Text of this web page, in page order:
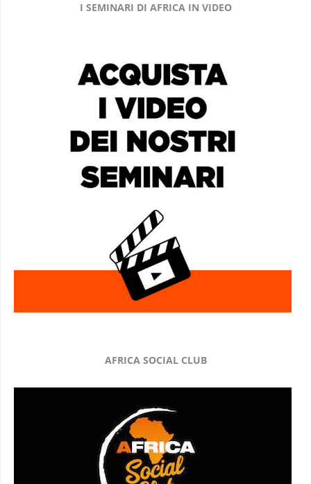
I SEMINARI DI AFRICA IN VIDEO
AFRICA SOCIAL CLUB